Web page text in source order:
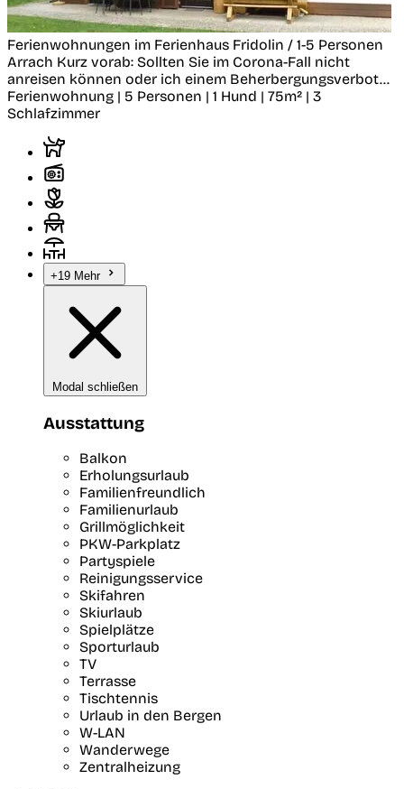
Ferienwohnungen im Ferienhaus Fridolin / 1-5 Personen
Arrach Kurz vorab: Sollten Sie im Corona-Fall nicht
anreisen können oder ich einem Beherbergungsverbot...
Ferienwohnung | 5 Personen | 1 Hund | 75m² | 3
Schlafzimmer
+19 Mehr
Modal schließen
Ausstattung
Balkon
Erholungsurlaub
Familienfreundlich
Familienurlaub
Grillmöglichkeit
PKW-Parkplatz
Partyspiele
Reinigungsservice
Skifahren
Skiurlaub
Spielplätze
Sporturlaub
TV
Terrasse
Tischtennis
Urlaub in den Bergen
W-LAN
Wanderwege
Zentralheizung